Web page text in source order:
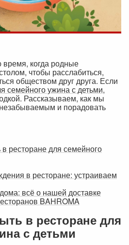
когда родные
чтобы расслабиться,
обществом друг друга. Если
семейного ужина с детьми,
Рассказываем, как мы
и порадовать
ресторане для семейного
в ресторане: устраиваем
всё о нашей доставке
BAHROMA
в ресторане для
с детьми